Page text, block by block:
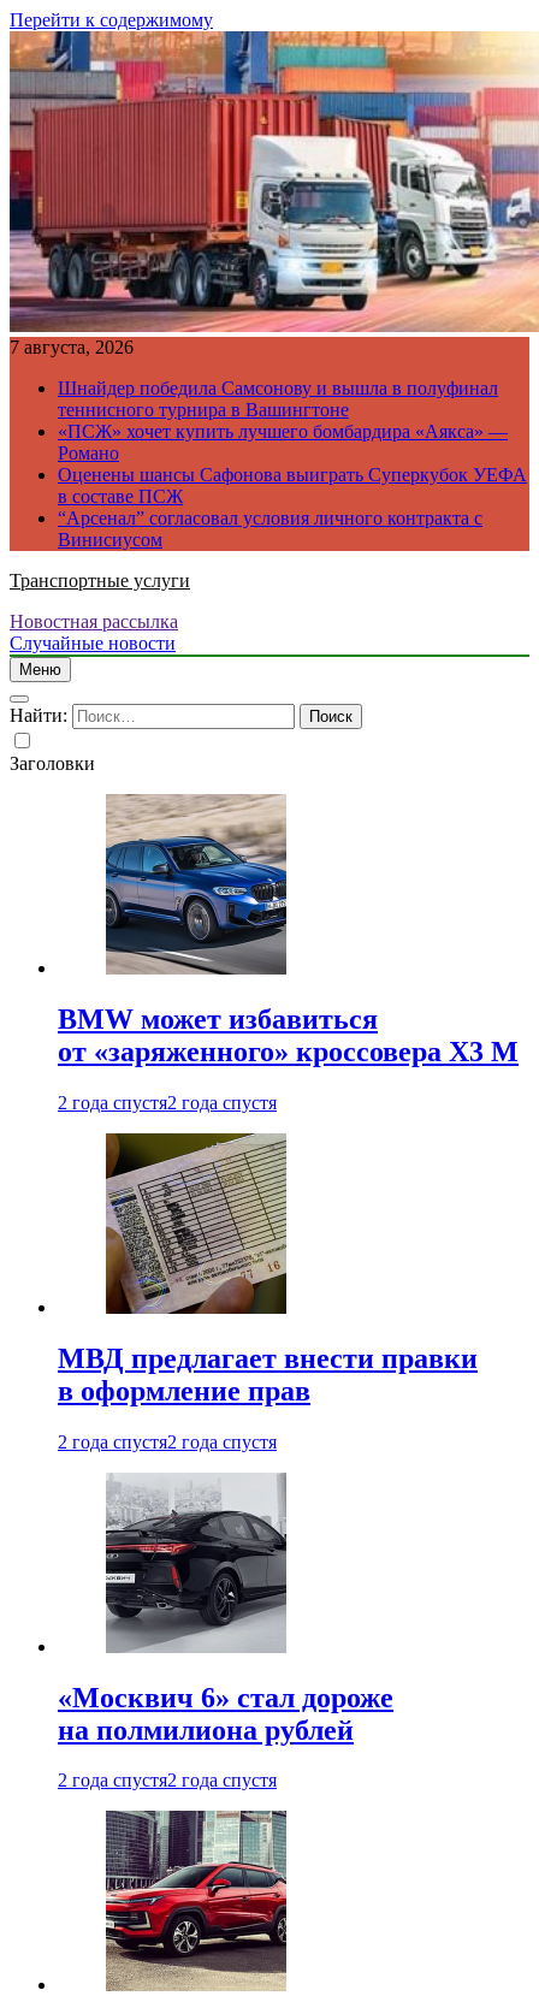
Перейти к содержимому
7 августа, 2026
Шнайдер победила Самсонову и вышла в полуфинал
теннисного турнира в Вашингтоне
«ПСЖ» хочет купить лучшего бомбардира «Аякса» —
Романо
Оценены шансы Сафонова выиграть Суперкубок УЕФА
в составе ПСЖ
“Арсенал” согласовал условия личного контракта с
Винисиусом
Транспортные услуги
Новостная рассылка
Случайные новости
Меню
Найти:
Заголовки
BMW может избавиться
от «заряженного» кроссовера X3 M
2 года спустя2 года спустя
МВД предлагает внести правки
в оформление прав
2 года спустя2 года спустя
«Москвич 6» стал дороже
на полмилиона рублей
2 года спустя2 года спустя